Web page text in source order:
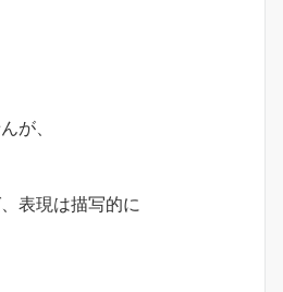
が、
表現は描写的に